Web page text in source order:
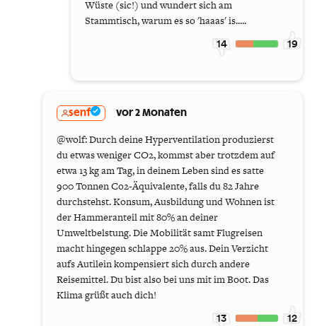
Wüste (sic!) und wundert sich am
Stammtisch, warum es so 'haaas' is.....
14 19
senf vor 2 Monaten
@wolf: Durch deine Hyperventilation produzierst
du etwas weniger CO2, kommst aber trotzdem auf
etwa 13 kg am Tag, in deinem Leben sind es satte
900 Tonnen Co2-Äquivalente, falls du 82 Jahre
durchstehst. Konsum, Ausbildung und Wohnen ist
der Hammeranteil mit 80% an deiner
Umweltbelstung. Die Mobilität samt Flugreisen
macht hingegen schlappe 20% aus. Dein Verzicht
aufs Autilein kompensiert sich durch andere
Reisemittel. Du bist also bei uns mit im Boot. Das
Klima grüßt auch dich!
13 12